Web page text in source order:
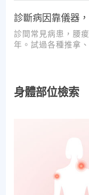
診斷病因靠儀器
診間常見病患，腰
年。試過各種推拿
身體部位檢索